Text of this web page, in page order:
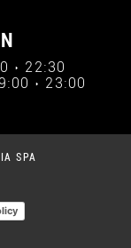
› 22:30
› 23:00
SPA